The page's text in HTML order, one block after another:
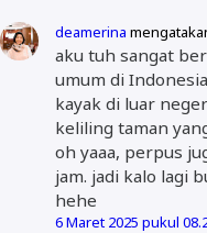
deamerina
aku tuh sangat
umum di
kayak di luar
keliling taman
oh yaaa, perpus
jam. jadi kalo lagi
hehe
6 Maret 2025 pukul